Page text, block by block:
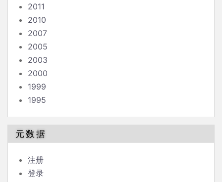
2011
2010
2007
2005
2003
2000
1999
1995
元数据
注册
登录